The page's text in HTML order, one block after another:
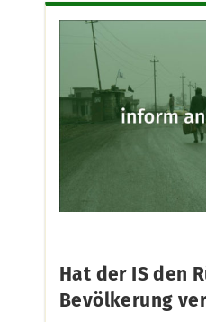
Hat der IS den
Bevölkerung